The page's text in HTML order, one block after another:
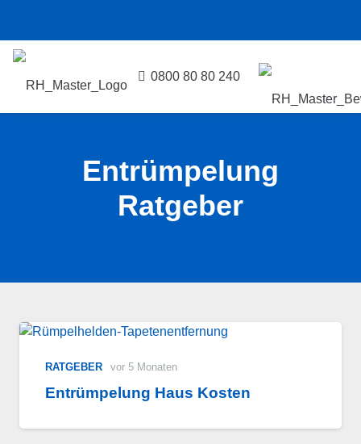
0800 80 80 240
Entrümpelung
Ratgeber
RATGEBER vor 5 Monaten
Entrümpelung Haus Kosten